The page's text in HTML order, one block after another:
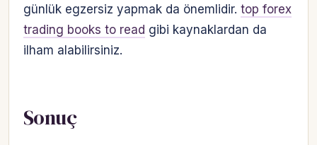
günlük egzersiz yapmak da önemlidir. top forex
trading books to read gibi kaynaklardan da
ilham alabilirsiniz.
Sonuç